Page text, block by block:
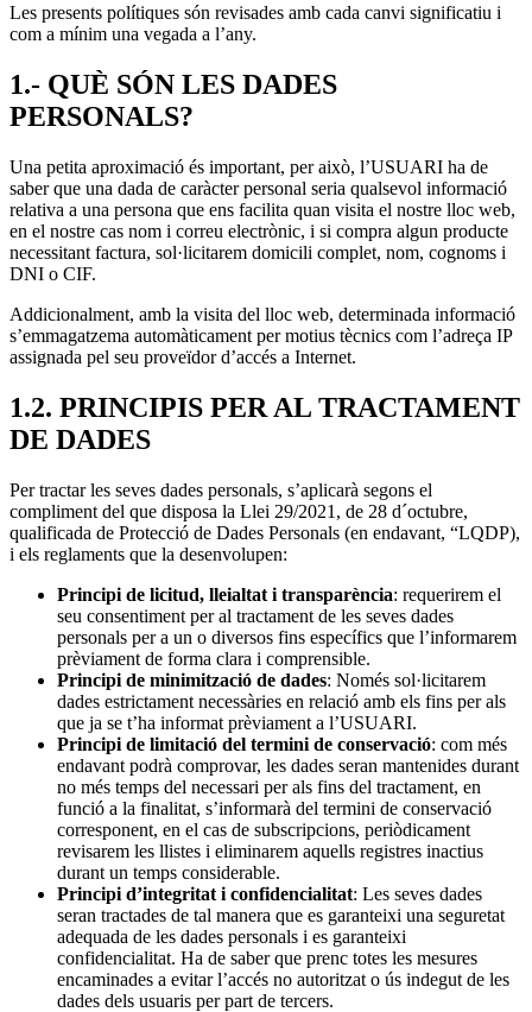
Les presents polítiques són revisades amb cada canvi significatiu i
com a mínim una vegada a l’any.
1.- QUÈ SÓN LES DADES
PERSONALS?
Una petita aproximació és important, per això, l’USUARI ha de
saber que una dada de caràcter personal seria qualsevol informació
relativa a una persona que ens facilita quan visita el nostre lloc web,
en el nostre cas nom i correu electrònic, i si compra algun producte
necessitant factura, sol·licitarem domicili complet, nom, cognoms i
DNI o CIF.
Addicionalment, amb la visita del lloc web, determinada informació
s’emmagatzema automàticament per motius tècnics com l’adreça IP
assignada pel seu proveïdor d’accés a Internet.
1.2. PRINCIPIS PER AL TRACTAMENT
DE DADES
Per tractar les seves dades personals, s’aplicarà segons el
compliment del que disposa la Llei 29/2021, de 28 d´octubre,
qualificada de Protecció de Dades Personals (en endavant, “LQDP),
i els reglaments que la desenvolupen:
Principi de licitud, lleialtat i transparència: requerirem el
seu consentiment per al tractament de les seves dades
personals per a un o diversos fins específics que l’informarem
prèviament de forma clara i comprensible.
Principi de minimització de dades: Només sol·licitarem
dades estrictament necessàries en relació amb els fins per als
que ja se t’ha informat prèviament a l’USUARI.
Principi de limitació del termini de conservació: com més
endavant podrà comprovar, les dades seran mantenides durant
no més temps del necessari per als fins del tractament, en
funció a la finalitat, s’informarà del termini de conservació
corresponent, en el cas de subscripcions, periòdicament
revisarem les llistes i eliminarem aquells registres inactius
durant un temps considerable.
Principi d’integritat i confidencialitat: Les seves dades
seran tractades de tal manera que es garanteixi una seguretat
adequada de les dades personals i es garanteixi
confidencialitat. Ha de saber que prenc totes les mesures
encaminades a evitar l’accés no autoritzat o ús indegut de les
dades dels usuaris per part de tercers.